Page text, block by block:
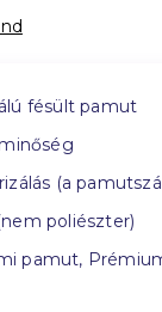
fésült pamut
(a
poliészter)
pamut,